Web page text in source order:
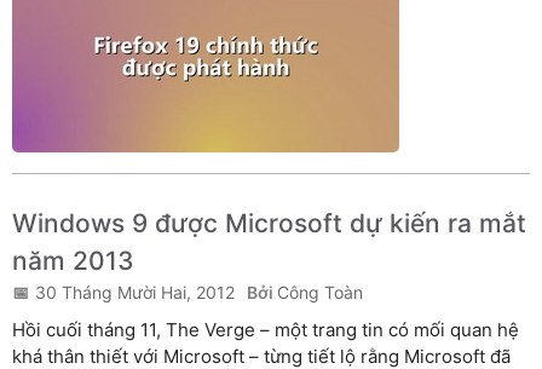
Windows 9 được Microsoft dự kiến ra mắt
năm 2013
30 Tháng Mười Hai, 2012 Công Toàn
Hồi cuối tháng 11, The Verge – một trang tin có mối quan hệ
khá thân thiết với Microsoft – từng tiết lộ rằng Microsoft đã